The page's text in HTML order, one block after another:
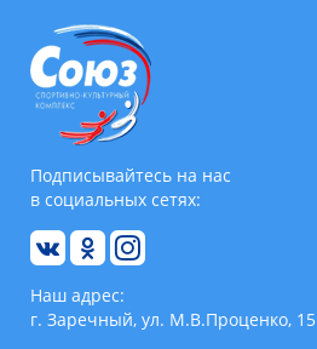
Подписывайтесь на нас
в социальных сетях:
Наш адрес:
г. Заречный, ул. М.В.Проценко, 15